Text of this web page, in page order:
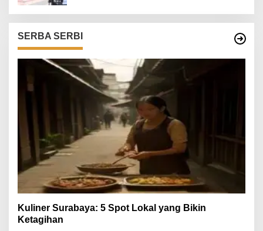
SERBA SERBI
Kuliner Surabaya: 5 Spot Lokal yang Bikin
Ketagihan